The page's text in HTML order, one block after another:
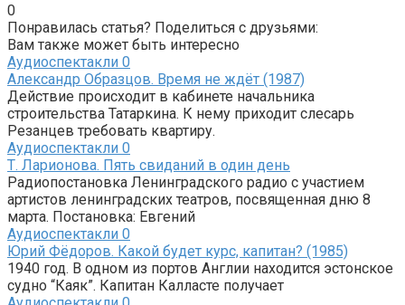
0
Понравилась статья? Поделиться с друзьями:
Вам также может быть интересно
Аудиоспектакли 0
Александр Образцов. Время не ждёт (1987)
Действие происходит в кабинете начальника
строительства Татаркина. К нему приходит слесарь
Резанцев требовать квартиру.
Аудиоспектакли 0
Т. Ларионова. Пять свиданий в один день
Радиопостановка Ленинградского радио с участием
артистов ленинградских театров, посвященная дню 8
марта. Постановка: Евгений
Аудиоспектакли 0
Юрий Фёдоров. Какой будет курс, капитан? (1985)
1940 год. В одном из портов Англии находится эстонское
судно “Каяк”. Капитан Калласте получает